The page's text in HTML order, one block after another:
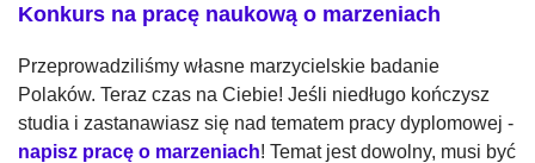
Konkurs na pracę naukową o marzeniach
Przeprowadziliśmy własne marzycielskie badanie
Polaków. Teraz czas na Ciebie! Jeśli niedługo kończysz
studia i zastanawiasz się nad tematem pracy dyplomowej -
napisz pracę o marzeniach! Temat jest dowolny, musi być